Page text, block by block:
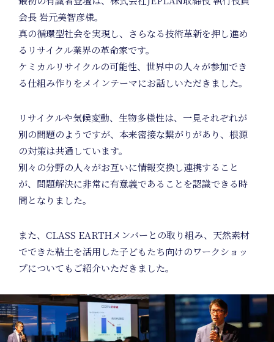
会長 岩元美智彦様。
真の循環型社会を実現し、さらなる技術革新を押し進め
るリサイクル業界の革命家です。
ケミカルリサイクルの可能性、世界中の人々が参加でき
る仕組み作りをメインテーマにお話しいただきました。
リサイクルや気候変動、生物多様性は、一見それぞれが
別の問題のようですが、本来密接な繋がりがあり、根源
の対策は共通しています。
別々の分野の人々がお互いに情報交換し連携すること
が、問題解決に非常に有意義であることを認識できる時
間となりました。
また、CLASS EARTHメンバーとの取り組み、天然素材
でできた粘土を活用した子どもたち向けのワークショッ
プについてもご紹介いただきました。